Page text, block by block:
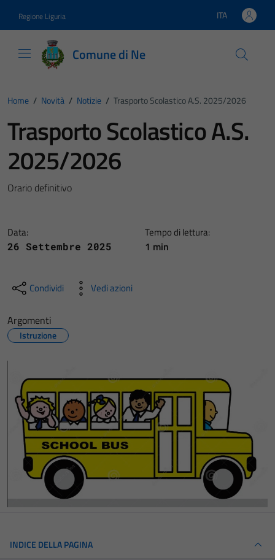
Regione Liguria Lingua attiva:
ITA
Comune di Ne
Home / Novità / Notizie / Trasporto Scolastico A.S. 2025/2026
Trasporto Scolastico A.S.
2025/2026
Orario definitivo
Data:
26 Settembre 2025
Tempo di lettura:
1 min
Condividi Vedi azioni
Argomenti
Istruzione
INDICE DELLA PAGINA